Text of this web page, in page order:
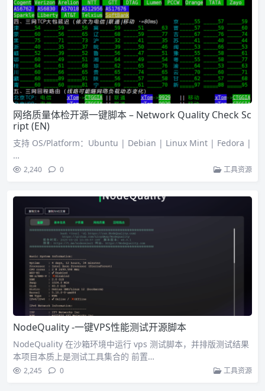
网络质量体检开源一键脚本 – Network Quality Check Sc
ript (EN)
支持 OS/Platform：Ubuntu | Debian | Linux Mint | Fedora |
…
2,240 0 工具资源
NodeQuality -一键VPS性能测试开源脚本
NodeQuality 在沙箱环境中运行 vps 测试脚本，并排版测试结果
本项目本质上是测试工具集合的 前置…
2,245 0 工具资源